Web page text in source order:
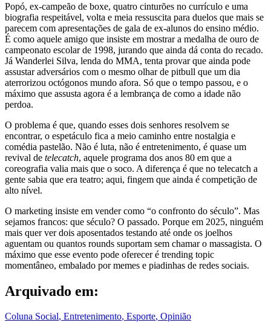
Popó, ex-campeão de boxe, quatro cinturões no currículo e uma
biografia respeitável, volta e meia ressuscita para duelos que mais se
parecem com apresentações de gala de ex-alunos do ensino médio.
É como aquele amigo que insiste em mostrar a medalha de ouro de
campeonato escolar de 1998, jurando que ainda dá conta do recado.
Já Wanderlei Silva, lenda do MMA, tenta provar que ainda pode
assustar adversários com o mesmo olhar de pitbull que um dia
aterrorizou octógonos mundo afora. Só que o tempo passou, e o
máximo que assusta agora é a lembrança de como a idade não
perdoa.
O problema é que, quando esses dois senhores resolvem se
encontrar, o espetáculo fica a meio caminho entre nostalgia e
comédia pastelão. Não é luta, não é entretenimento, é quase um
revival de telecatch, aquele programa dos anos 80 em que a
coreografia valia mais que o soco. A diferença é que no telecatch a
gente sabia que era teatro; aqui, fingem que ainda é competição de
alto nível.
O marketing insiste em vender como “o confronto do século”. Mas
sejamos francos: que século? O passado. Porque em 2025, ninguém
mais quer ver dois aposentados testando até onde os joelhos
aguentam ou quantos rounds suportam sem chamar o massagista. O
máximo que esse evento pode oferecer é trending topic
momentâneo, embalado por memes e piadinhas de redes sociais.
Arquivado em:
Coluna Social, Entretenimento, Esporte, Opinião